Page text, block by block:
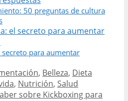
50 preguntas de cultura
para aumentar
, Belleza, Dieta
, Nutrición, Salud
sobre Kickboxing para